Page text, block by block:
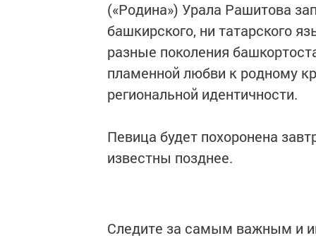
(«Родина») Урала Рашитова
башкирского, ни татарского
разные поколения
пламенной любви к родному
региональной идентичности.
Певица будет похоронена
известны позднее.
Следите за самым важным и